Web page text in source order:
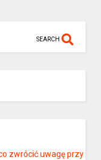
SEARCH
zwrócić uwagę przy